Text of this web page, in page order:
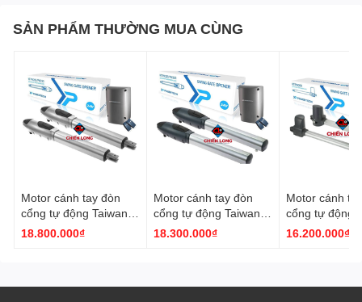
SẢN PHẨM THƯỜNG MUA CÙNG
Motor cánh tay đòn
cổng tự động Taiwan
Powertech PW330
18.800.000₫
Motor cánh tay đòn
cổng tự động Taiwan
Powertech PW320
18.300.000₫
Motor cánh
cổng tự động
Powertech
16.200.000₫